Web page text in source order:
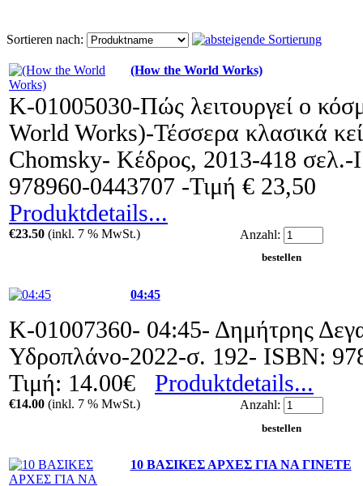
Sortieren nach:
(How the World Works)
Κ-01005030-Πώς λειτουργεί ο
World Works)-Τέσσερα κλασικά
Chomsky- Κέδρος, 2013-418 σελ.-
978960-0443707 -Τιμή € 23,50
Produktdetails...
€23.50 (inkl. 7 % MwSt.) Anzahl:
04:45
Κ-01007360- 04:45- Δημήτρης
Υδροπλάνο-2022-σ. 192- ISBN:
Τιμή: 14.00€ Produktdetails...
€14.00 (inkl. 7 % MwSt.) Anzahl:
10 ΒΑΣΙΚΕΣ ΑΡΧΕΣ ΓΙΑ ΝΑ ΓΙΝΕΤΕ